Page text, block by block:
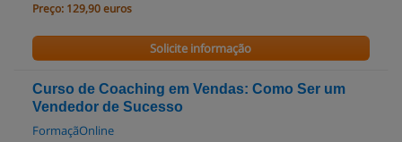
Preço: 129,90 euros
Solicite informação
Curso de Coaching em Vendas: Como Ser um
Vendedor de Sucesso
FormaçãOnline